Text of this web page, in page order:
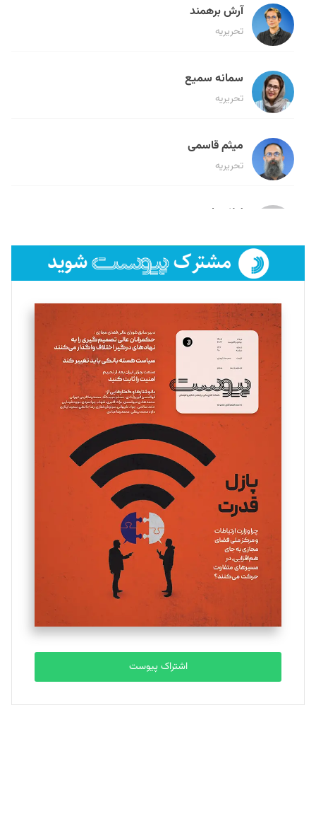
آرش برهمند
تحریریه
سمانه سمیع
تحریریه
میثم قاسمی
تحریریه
لیلا حنارود
فائزه فتحی رستمی
تحریریه
سروش کرمیان
تحریریه
مینا پاکدل
یسنا امان‌پور
تحریریه
ملینا جعفری
تحریریه
مصطفی مسجدی آرانی
تحریریه
بابک نقاش
تحریریه
اشتراک پیوست